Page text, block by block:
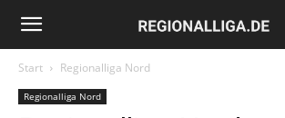
Regionalliga.de
Start Regionalliga Nord
Regionalliga Nord